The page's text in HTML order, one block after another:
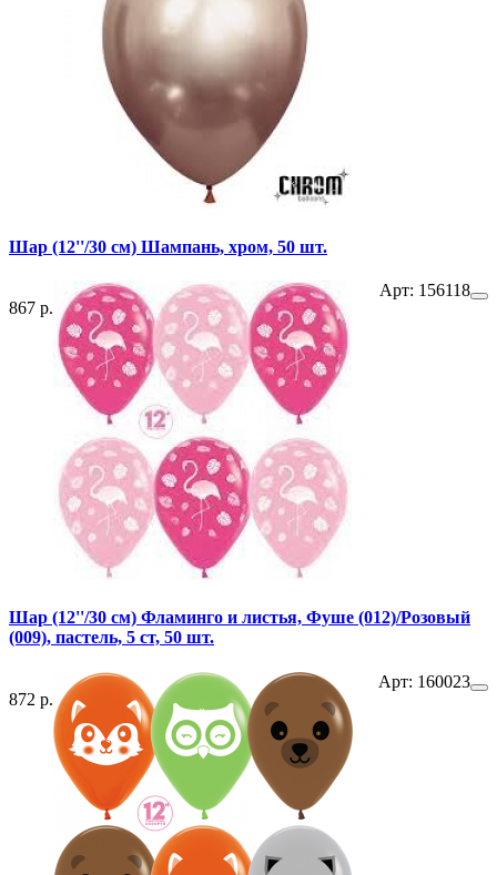
Шар (12''/30 см) Шампань, хром, 50 шт.
867 р.
Арт: 156118
Шар (12''/30 см) Фламинго и листья, Фуше (012)/Розовый
(009), пастель, 5 ст, 50 шт.
872 р.
Арт: 160023